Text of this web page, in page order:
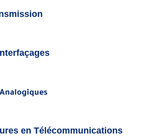
en Télécommunications